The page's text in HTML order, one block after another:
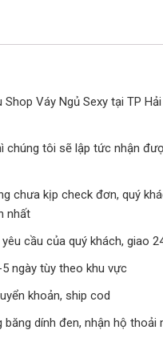
Váy Ngủ Sexy tại TP
tôi sẽ lập tức nhận
chưa kịp check đơn, quý
nhất
cầu của quý khách, giao
ngày tùy theo khu vực
khoản, ship cod
dính đen, nhận hộ thoải